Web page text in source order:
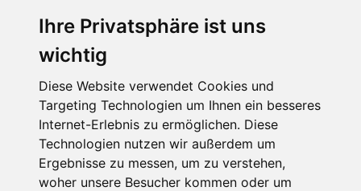
Ihre Privatsphäre ist uns
wichtig
Diese Website verwendet Cookies und
Targeting Technologien um Ihnen ein besseres
Internet-Erlebnis zu ermöglichen. Diese
Technologien nutzen wir außerdem um
Ergebnisse zu messen, um zu verstehen,
woher unsere Besucher kommen oder um
KIRCHE IN NOT - Österreich
kin@kircheinnot.at
KIN weltweit